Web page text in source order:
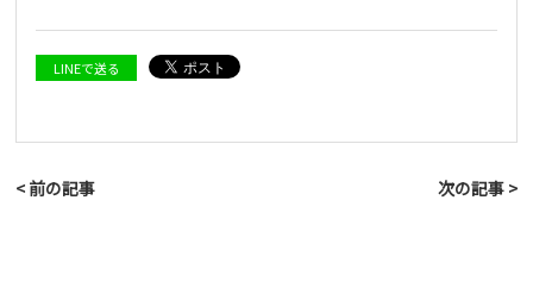
LINEで送る
< 前の記事 次の記事 >